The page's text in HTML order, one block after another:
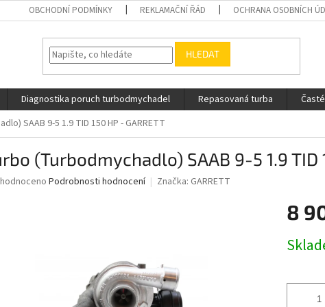
OBCHODNÍ PODMÍNKY REKLAMAČNÍ ŘÁD OCHRANA OSOBNÍCH
HLEDAT
Diagnostika poruch turbodmychadel Repasovaná turba
SAAB 9-5 1.9 TID 150 HP - GARRETT
(Turbodmychadlo) SAAB 9-5 1.9 TID
Podrobnosti hodnocení Značka: GARRETT
8
cena: